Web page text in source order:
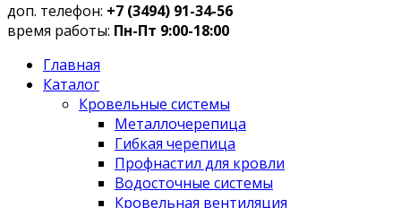
доп. телефон: +7 (3494) 91-34-56
время работы: Пн-Пт 9:00-18:00
Главная
Каталог
Кровельные системы
Металлочерепица
Гибкая черепица
Профнастил для кровли
Водосточные системы
Кровельная вентиляция